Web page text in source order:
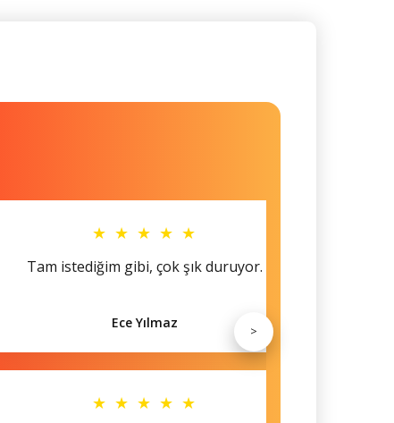
★ ★ ★ ★ ★
Tam istediğim gibi, çok şık duruyor.
Ece Yılmaz
★ ★ ★ ★ ★
>